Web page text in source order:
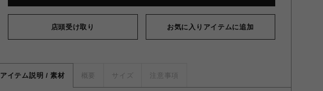
店頭受け取り お気に入りアイテムに追加
アイテム説明 / 素材 概要 サイズ 注意事項